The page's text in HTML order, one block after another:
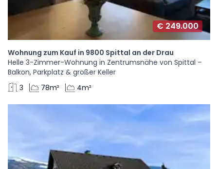
€ 249.000
Wohnung zum Kauf in 9800 Spittal an der Drau
Helle 3-Zimmer-Wohnung in Zentrumsnähe von Spittal –
Balkon, Parkplatz & großer Keller
3
78m² 4m²